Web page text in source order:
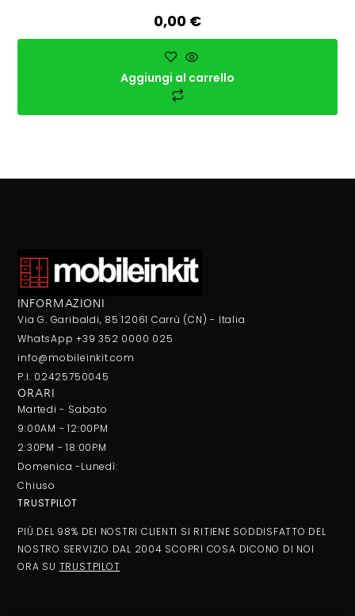
0,00 €
Aggiungi al carrello
INFORMAZIONI
Via G. Garibaldi, 85 12061 Carrù (CN) - Italia
WhatsApp +39 352 0000 025
info@mobileinkit.com
P.I. 02425750045
ORARI
Martedi - Sabato
9:00AM - 12:00PM
2:30PM - 18:00PM
Domenica -Lunedì:
Chiuso
TRUSTPILOT
PIÙ DEL 98% DEI NOSTRI CLIENTI SI RITIENE SODDISFATTO DEL
NOSTRO SERVIZIO DAL 2004 SCOPRI COSA DICONO DI NOI
ORA SU TRUSTPILOT